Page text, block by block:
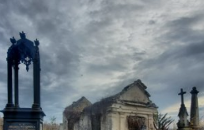
ті бруньки обгризають, бо то
На цвинтарі у Голубечому ціла колекція
форм хрестів. Село відносно